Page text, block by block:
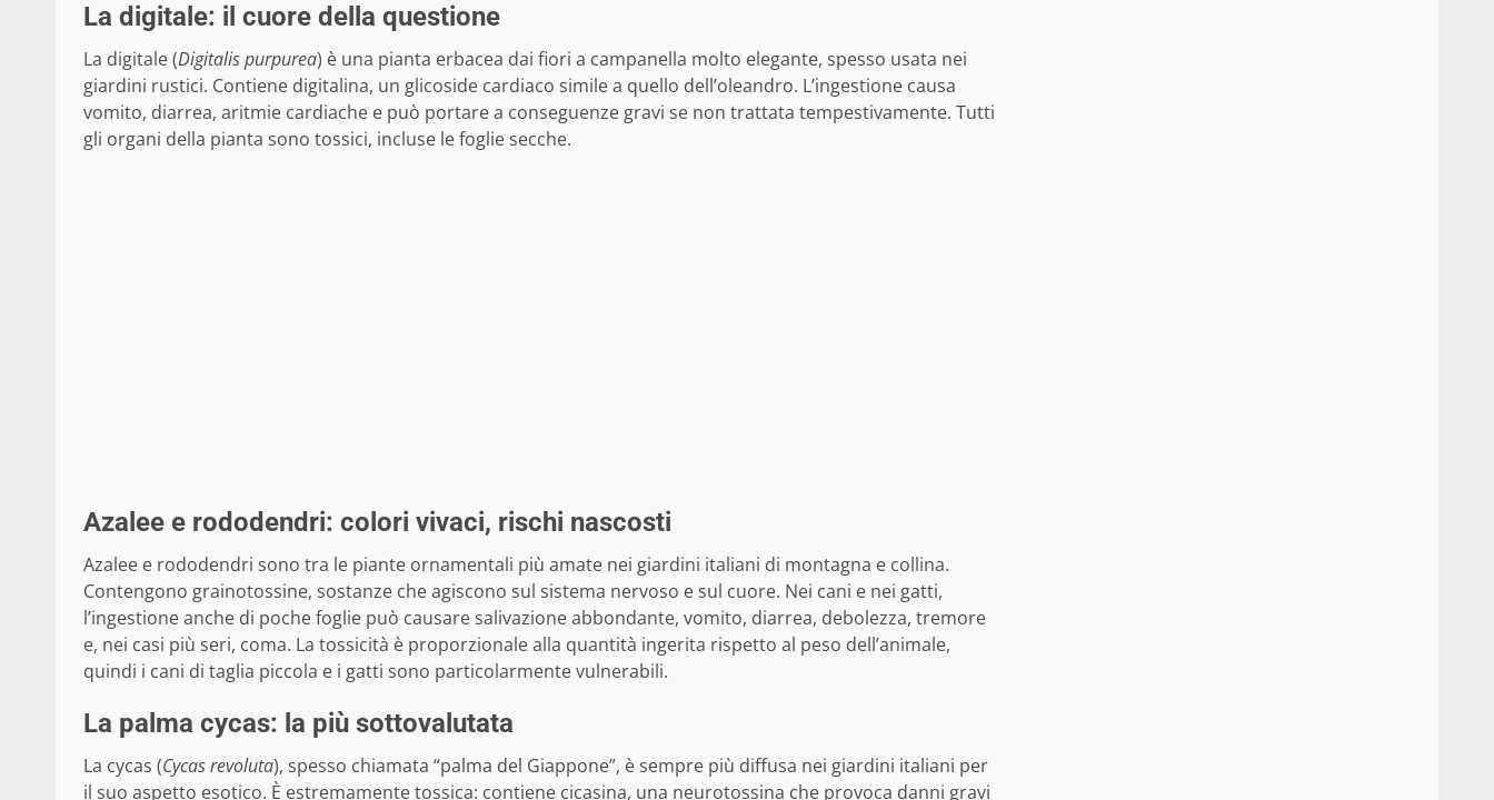
La digitale: il cuore della questione
La digitale (Digitalis purpurea) è una pianta erbacea dai fiori a campanella molto elegante, spesso usata nei
giardini rustici. Contiene digitalina, un glicoside cardiaco simile a quello dell’oleandro. L’ingestione causa
vomito, diarrea, aritmie cardiache e può portare a conseguenze gravi se non trattata tempestivamente. Tutti
gli organi della pianta sono tossici, incluse le foglie secche.
Azalee e rododendri: colori vivaci, rischi nascosti
Azalee e rododendri sono tra le piante ornamentali più amate nei giardini italiani di montagna e collina.
Contengono grainotossine, sostanze che agiscono sul sistema nervoso e sul cuore. Nei cani e nei gatti,
l’ingestione anche di poche foglie può causare salivazione abbondante, vomito, diarrea, debolezza, tremore
e, nei casi più seri, coma. La tossicità è proporzionale alla quantità ingerita rispetto al peso dell’animale,
quindi i cani di taglia piccola e i gatti sono particolarmente vulnerabili.
La palma cycas: la più sottovalutata
La cycas (Cycas revoluta), spesso chiamata “palma del Giappone”, è sempre più diffusa nei giardini italiani per
il suo aspetto esotico. È estremamente tossica: contiene cicasina, una neurotossina che provoca danni gravi